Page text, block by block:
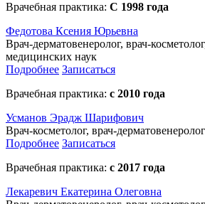
Врачебная практика: С 1998 года
Федотова Ксения Юрьевна
Врач-дерматовенеролог, врач-
медицинских наук
Подробнее Записаться
Врачебная практика: с 2010 года
Усманов Эрадж Шарифович
Врач-косметолог, врач-дерматовенеролог
Подробнее Записаться
Врачебная практика: с 2017 года
Лекаревич Екатерина Олеговна